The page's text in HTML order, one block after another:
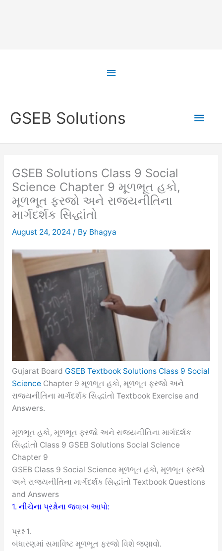
Above
GSEB Solutions
Main
GSEB Solutions Class 9 Social
Science Chapter 9 મૂળભૂત હકો,
મૂળભૂત ફરજો અને રાજ્યનીતિના
માર્ગદર્શક સિદ્ધાંતો
August 24, 2024 / By Bhagya
Gujarat Board GSEB Textbook Solutions Class 9 Social
ScienceChapter 9 મૂળભૂત હકો, મૂળભૂત ફરજો અને
રાજ્યનીતિના માર્ગદર્શક સિદ્ધાંતો Textbook Exercise and
Answers.
મૂળભૂત હકો, મૂળભૂત ફરજો અને રાજ્યનીતિના માર્ગદર્શક
સિદ્ધાંતો Class 9 GSEB Solutions Social Science
Chapter 9
GSEB Class 9 Social Science મૂળભૂત હકો, મૂળભૂત ફરજો
અને રાજ્યનીતિના માર્ગદર્શક સિદ્ધાંતો Textbook Questions
and Answers
1. નીચેના પ્રશ્નોના જવાબ આપો:
પ્રશ્ન 1.
બંધારણમાં સમાવિષ્ટ મૂળભૂત ફરજો વિશે જણાવો.